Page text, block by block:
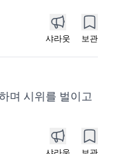
샤라웃 보관
며 시위를 벌이고